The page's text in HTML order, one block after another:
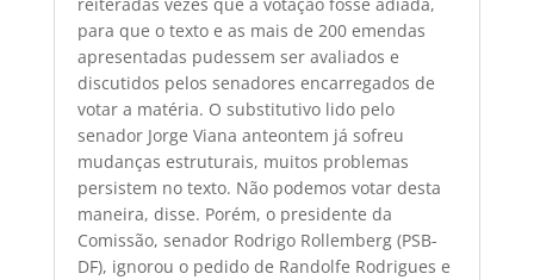
para que o texto e as mais de 200 emendas
apresentadas pudessem ser avaliados e
discutidos pelos senadores encarregados de
votar a matéria. O substitutivo lido pelo
senador Jorge Viana anteontem já sofreu
mudanças estruturais, muitos problemas
persistem no texto. Não podemos votar desta
maneira, disse. Porém, o presidente da
Comissão, senador Rodrigo Rollemberg (PSB-
DF), ignorou o pedido de Randolfe Rodrigues e